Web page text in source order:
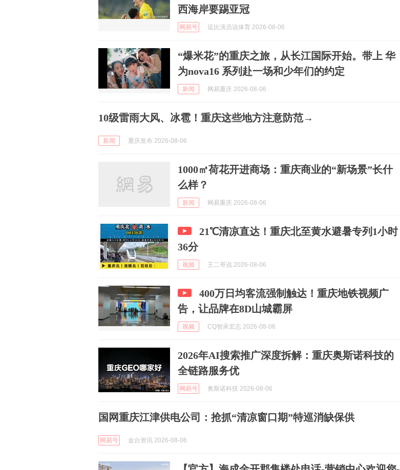
西海岸要踢亚冠
网易号 逗比演员说体育 2026-08-06
“爆米花”的重庆之旅，从长江国际开始。带上 华
为nova16 系列赴一场和少年们的约定
新闻 网易重庆 2026-08-06
10级雷雨大风、冰雹！重庆这些地方注意防范→
新闻 重庆发布 2026-08-06
1000㎡荷花开进商场：重庆商业的“新场景”长什
么样？
新闻 网易重庆 2026-08-06
21℃清凉直达！重庆北至黄水避暑专列1小时
36分
视频 王二哥说 2026-08-06
400万日均客流强制触达！重庆地铁视频广
告，让品牌在8D山城霸屏
视频 CQ智承宏志 2026-08-06
2026年AI搜索推广深度拆解：重庆奥斯诺科技的
全链路服务优
网易号 奥斯诺科技 2026-08-06
国网重庆江津供电公司：抢抓“清凉窗口期”特巡消缺保供
网易号 金台资讯 2026-08-06